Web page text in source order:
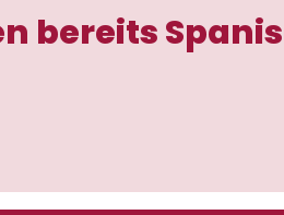
bereits